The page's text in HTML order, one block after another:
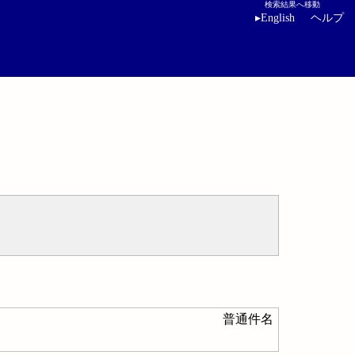
検索結果へ移動
▸English ヘルプ
普通件名